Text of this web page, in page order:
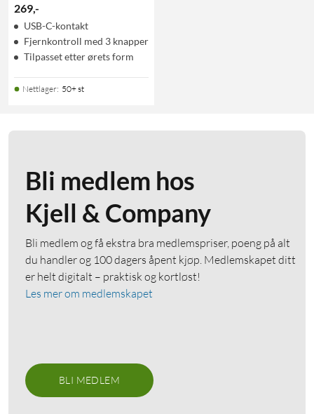
269,-
USB-C-kontakt
Fjernkontroll med 3 knapper
Tilpasset etter ørets form
Nettlager: 50+ st
Bli medlem hos
Kjell & Company
Bli medlem og få ekstra bra medlemspriser, poeng på alt
du handler og 100 dagers åpent kjøp. Medlemskapet ditt
er helt digitalt – praktisk og kortløst!
Les mer om medlemskapet
BLI MEDLEM